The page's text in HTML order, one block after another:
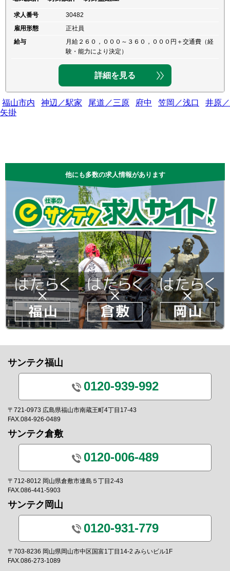
求人番号
30482
雇用形態
正社員
給与
月給２６０，０００～３６０，０００円＋交通費（経
験・能力により決定）
詳細を見る
福山市内 神辺／駅家 尾道／三原 府中 笠岡／浅口
井原／
矢掛
他にも多数の求人情報があります
サンテク福山
0120-939-992
〒721-0973 広島県福山市南蔵王町4丁目17-43
FAX.084-926-0489
サンテク倉敷
0120-006-489
〒712-8012 岡山県倉敷市連島５丁目2-43
FAX.086-441-5903
サンテク岡山
0120-931-779
〒703-8236 岡山県岡山市中区国富1丁目14-2 みらいビル1F
FAX.086-273-1089